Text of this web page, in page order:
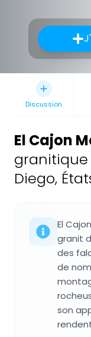
Discussion
El Cajon
granitique
Diego,
El
granit
des
de
son